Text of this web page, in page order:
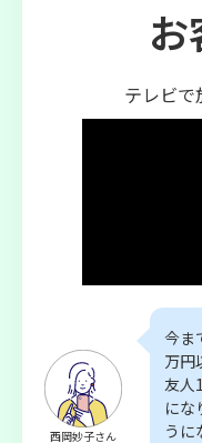
テレビで
西岡妙子さん
今ま
万円
友人
にな
うに